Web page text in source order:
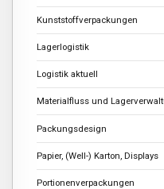
Kunststoffverpackungen
Lagerlogistik
Logistik aktuell
Materialfluss und
Packungsdesign
Papier, (Well-) Karton, Displays
Portionenverpackungen